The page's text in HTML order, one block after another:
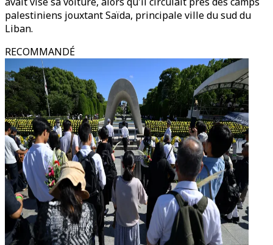
palestiniens jouxtant Saïda, principale ville du sud du
Liban.
RECOMMANDÉ